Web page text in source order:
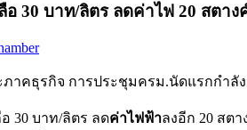
อ 30 บาท/ลิตร ลดค่าไฟ 20 สตา
าคธุรกิจ การประชุมครม.นัดแรกกำลั
อ 30 บาท/ลิตร ลดค่าไฟฟ้าลงอีก 20 สต